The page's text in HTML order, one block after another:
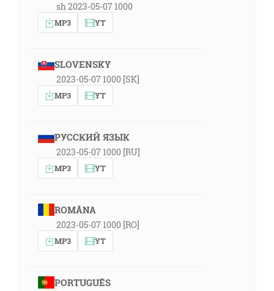
sh 2023-05-07 1000
MP3 YT
SLOVENSKY
2023-05-07 1000 [SK]
MP3 YT
РУССКИЙ ЯЗЫК
2023-05-07 1000 [RU]
MP3 YT
ROMÂNA
2023-05-07 1000 [RO]
MP3 YT
PORTUGUÊS